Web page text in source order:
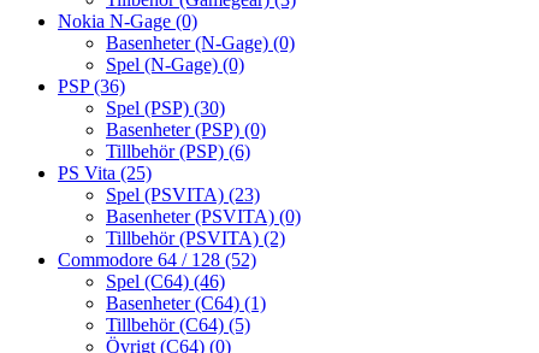
Nokia N-Gage (0)
Basenheter (N-Gage) (0)
Spel (N-Gage) (0)
PSP(36)
Spel (PSP) (30)
Basenheter (PSP) (0)
Tillbehör (PSP) (6)
PS Vita (25)
Spel (PSVITA) (23)
Basenheter (PSVITA) (0)
Tillbehör (PSVITA) (2)
Commodore 64 / 128 (52)
Spel (C64) (46)
Basenheter (C64) (1)
Tillbehör (C64) (5)
Övrigt (C64) (0)